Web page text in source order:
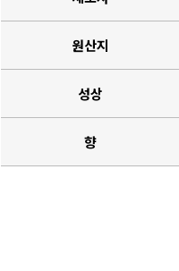
원산지
성상
향